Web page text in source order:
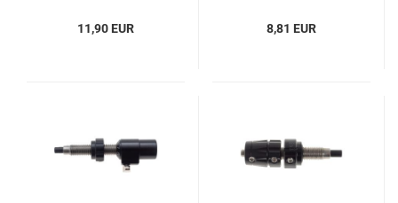
11,90 EUR 8,81 EUR